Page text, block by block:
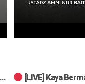
[LIVE] Halal Plus - Ustadz Ammi Nur Baits ST., BA. حفظه الله
[LIVE] Kaya